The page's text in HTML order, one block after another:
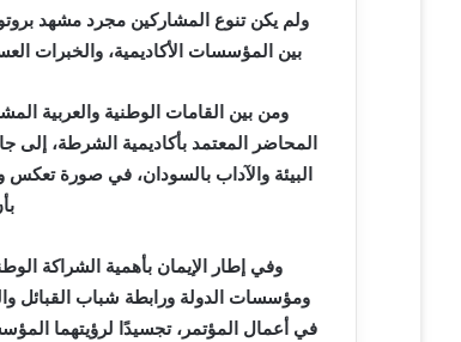
ولم يكن تنوع المشاركين مجرد مشهد
بين المؤسسات الأكاديمية، والخبرات
ومن بين القامات الوطنية والعربية
المحاضر المعتمد بأكاديمية الشرطة،
البيئة والآداب بالسودان، في صورة
وفي إطار الإيمان بأهمية الشراكة
ومؤسسات الدولة ورابطة شباب القبائل
في أعمال المؤتمر، تجسيدًا لرؤيتهما